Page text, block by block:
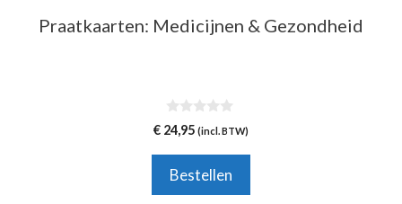
Praatkaarten: Medicijnen & Gezondheid
0
v
5
€ 24,95 (incl. BTW)
Bestellen